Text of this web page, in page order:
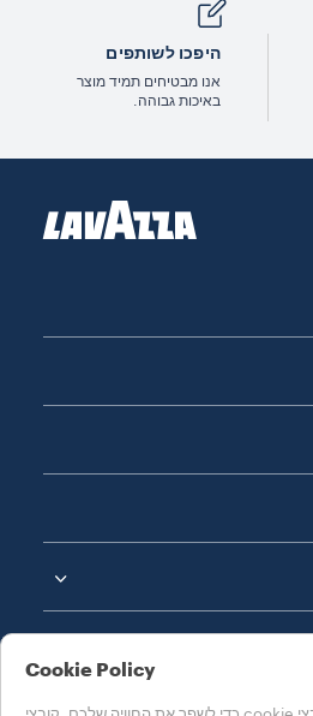
היפכו לשותפים
אנו מבטיחים תמיד מוצר
באיכות גבוהה.
Cookie Policy